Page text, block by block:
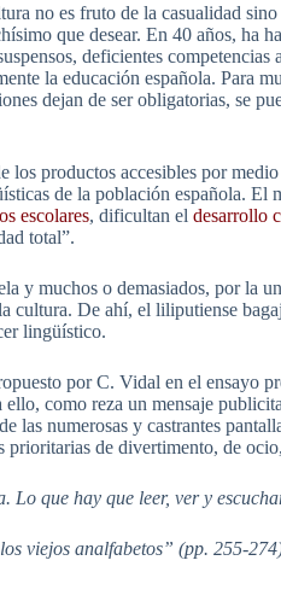
no es fruto de la casualidad
que desear. En 40 años,
deficientes
la educación española. Para
dejan de ser obligatorias, se
los productos accesibles por
de la población española.
escolares, dificultan el desarrollo
total”.
y muchos o demasiados, por la
cultura. De ahí, el liliputiense
lingüístico.
por C. Vidal en el ensayo
como reza un mensaje
las numerosas y castrantes
prioritarias de divertimento, de
que hay que leer, ver y
viejos analfabetos” (pp. 255-